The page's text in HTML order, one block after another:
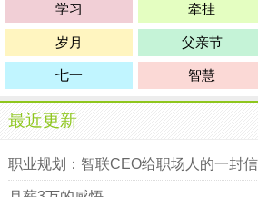
学习 牵挂
岁月 父亲节
七一 智慧
最近更新
职业规划：智联CEO给职场人的一封信